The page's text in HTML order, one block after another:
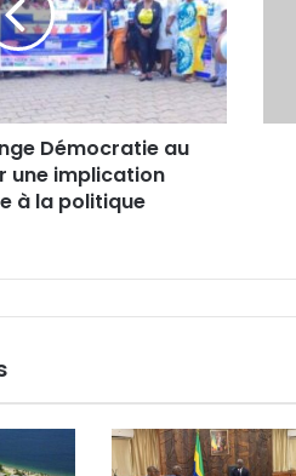
Démocratie au
une implication
à la politique